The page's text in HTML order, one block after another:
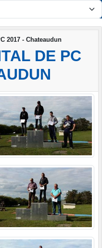
2017 - Chateaudun
DE PC